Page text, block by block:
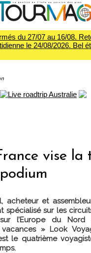
du 27/07 au 16/08.
le 24/08/2026. Bel
vise la
acheteur et
spécialisé sur les
l’Europe du
vacances » Look
le quatrième